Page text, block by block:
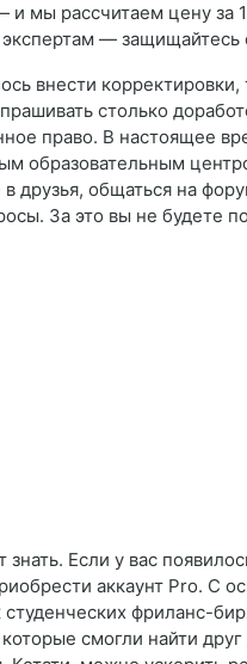
мы рассчитаем цену за
— защищайтесь
внести
столько
право. В настоящее
образовательным
общаться на
За это вы не будете
Если у вас
аккаунт Pro.
фриланс-
смогли найти